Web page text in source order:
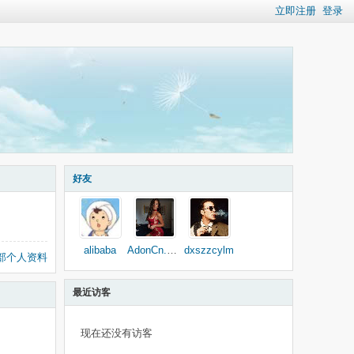
立即注册 登录
个人资料
好友
alibaba AdonCn.com dxszzcylm
最近访客
现在还没有访客